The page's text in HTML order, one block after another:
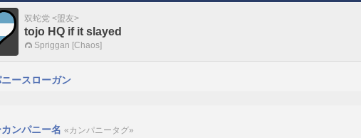
双蛇党 <盟友>
tojo HQ if it slayed
Spriggan [Chaos]
ースローガン
ンパニー名 «カンパニータグ»